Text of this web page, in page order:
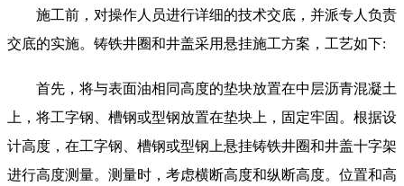
施工前，对操作人员进行详细的技术交底，并派专人负责
交底的实施。铸铁井圈和井盖采用悬挂施工方案，工艺如下:
首先，将与表面油相同高度的垫块放置在中层沥青混凝土
上，将工字钢、槽钢或型钢放置在垫块上，固定牢固。根据设
计高度，在工字钢、槽钢或型钢上悬挂铸铁井圈和井盖十字架
进行高度测量。测量时，考虑横断高度和纵断高度。位置和高